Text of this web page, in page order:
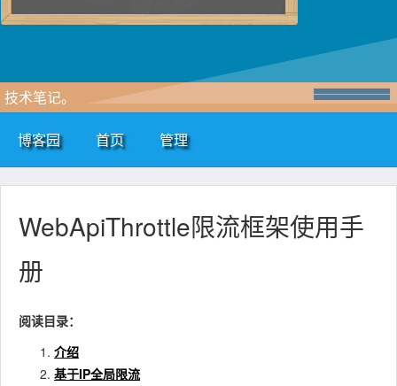
技术笔记。
博客园 首页 管理
WebApiThrottle限流框架使用手
册
阅读目录：
介绍
基于IP全局限流